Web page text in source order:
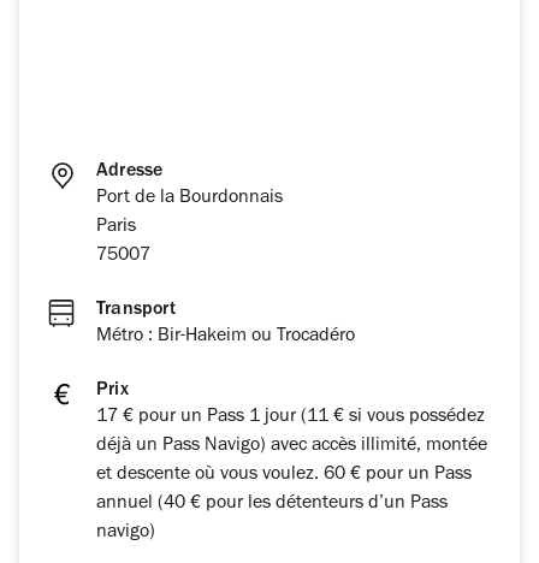
Adresse
Port de la Bourdonnais
Paris
75007
Transport
Métro : Bir-Hakeim ou Trocadéro
Prix
17 € pour un Pass 1 jour (11 € si vous possédez
déjà un Pass Navigo) avec accès illimité, montée
et descente où vous voulez. 60 € pour un Pass
annuel (40 € pour les détenteurs d’un Pass
navigo)